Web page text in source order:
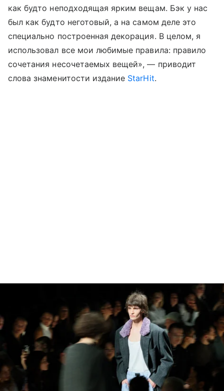
как будто неподходящая ярким вещам. Бэк у нас
был как будто неготовый, а на самом деле это
специально построенная декорация. В целом, я
использовал все мои любимые правила: правило
сочетания несочетаемых вещей», — приводит
слова знаменитости издание StarHit.